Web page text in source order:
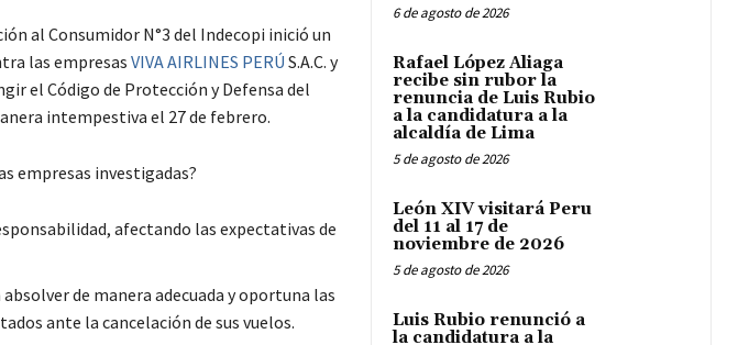
al Consumidor N°3 del Indecopi inició un
las empresas VIVA AIRLINES PERÚ S.A.C. y
el Código de Protección y Defensa del
intempestiva el 27 de febrero.
empresas investigadas?
afectando las expectativas de
de manera adecuada y oportuna las
ante la cancelación de sus vuelos.
6 de agosto de 2026
Rafael López Aliaga
recibe sin rubor la
renuncia de Luis Rubio
a la candidatura a la
alcaldía de Lima
5 de agosto de 2026
León XIV visitará Peru
del 11 al 17 de
noviembre de 2026
5 de agosto de 2026
Luis Rubio renunció a
la candidatura a la